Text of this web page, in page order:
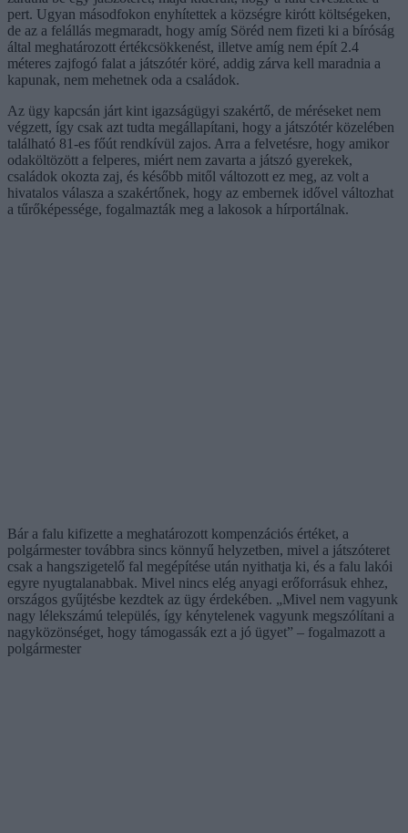
pert. Ugyan másodfokon enyhítettek a községre kirótt költségeken,
de az a felállás megmaradt, hogy amíg Söréd nem fizeti ki a bíróság
által meghatározott értékcsökkenést, illetve amíg nem épít 2.4
méteres zajfogó falat a játszótér köré, addig zárva kell maradnia a
kapunak, nem mehetnek oda a családok.
Az ügy kapcsán járt kint igazságügyi szakértő, de méréseket nem
végzett, így csak azt tudta megállapítani, hogy a játszótér közelében
található 81-es főút rendkívül zajos. Arra a felvetésre, hogy amikor
odaköltözött a felperes, miért nem zavarta a játszó gyerekek,
családok okozta zaj, és később mitől változott ez meg, az volt a
hivatalos válasza a szakértőnek, hogy az embernek idővel változhat
a tűrőképessége, fogalmazták meg a lakosok a hírportálnak.
Bár a falu kifizette a meghatározott kompenzációs értéket, a
polgármester továbbra sincs könnyű helyzetben, mivel a játszóteret
csak a hangszigetelő fal megépítése után nyithatja ki, és a falu lakói
egyre nyugtalanabbak. Mivel nincs elég anyagi erőforrásuk ehhez,
országos gyűjtésbe kezdtek az ügy érdekében. „Mivel nem vagyunk
nagy lélekszámú település, így kénytelenek vagyunk megszólítani a
nagyközönséget, hogy támogassák ezt a jó ügyet” – fogalmazott a
polgármester